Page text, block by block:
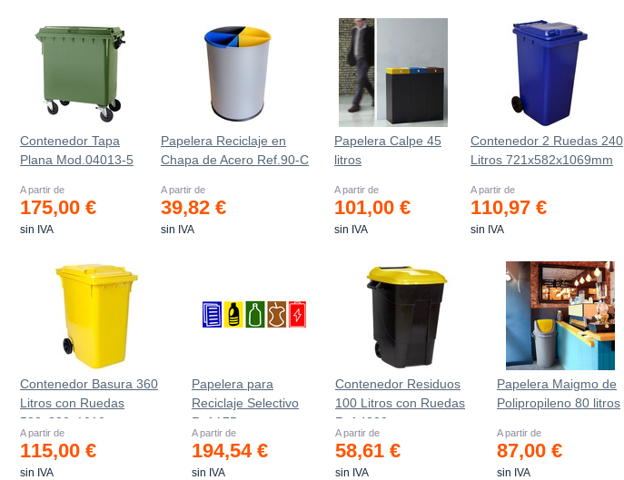
Contenedor Tapa
Plana Mod.04013-5
A partir de
175,00 €
sin IVA
Papelera Reciclaje en
Chapa de Acero Ref.90-C
A partir de
39,82 €
sin IVA
Papelera Calpe 45
litros
A partir de
101,00 €
sin IVA
Contenedor 2 Ruedas 240
Litros 721х582х1069mm
A partir de
110,97 €
sin IVA
Contenedor Basura 360
Litros con Ruedas
583x880x1010 mm
A partir de
115,00 €
sin IVA
Papelera para
Reciclaje Selectivo
Ref.175
A partir de
194,54 €
sin IVA
Contenedor Residuos
100 Litros con Ruedas
Ref.4200
A partir de
58,61 €
sin IVA
Papelera Maigmo de
Polipropileno 80 litros
A partir de
87,00 €
sin IVA